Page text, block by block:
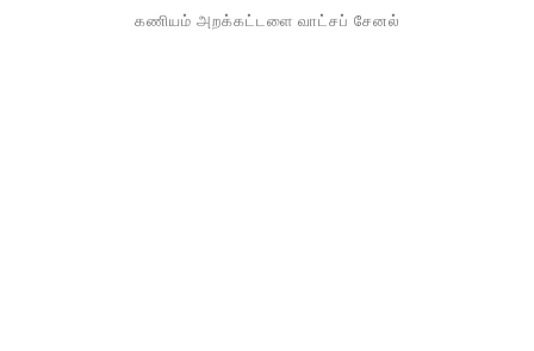
கணியம் அறக்கட்டளை வாட்சப் சேனல்